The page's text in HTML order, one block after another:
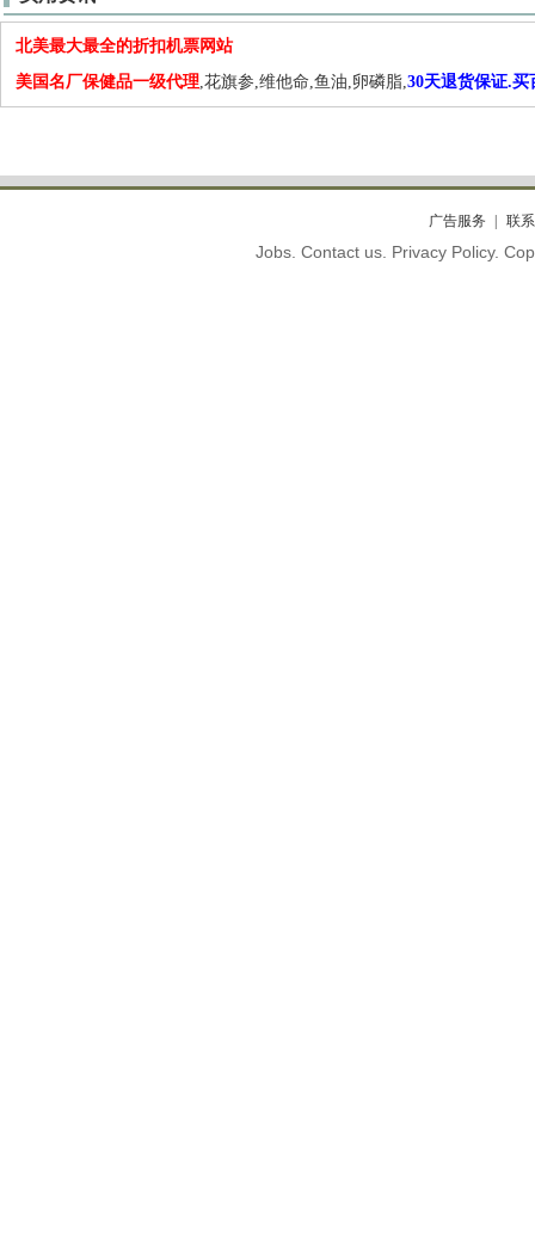
北美最大最全的折扣机票网站
美国名厂保健品一级代理,花旗参,维他命,鱼油,卵磷脂,30天退货保证.买
广告服务 联
Jobs. Contact us. Privacy Policy.